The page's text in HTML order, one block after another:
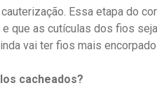
Essa etapa do
que as cutículas dos fios
vai ter fios mais
cacheados?